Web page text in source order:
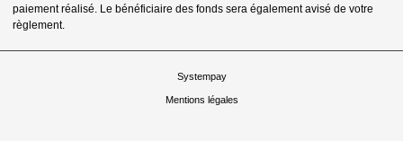
paiement réalisé. Le bénéficiaire des fonds sera également avisé de votre
règlement.
Systempay
Mentions légales